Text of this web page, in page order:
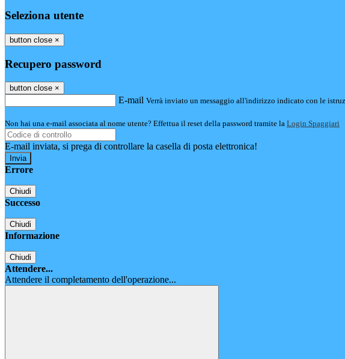
Seleziona utente
button close ×
Recupero password
button close ×
E-mail Verrà inviato un messaggio all'indirizzo indicato con le
Non hai una e-mail associata al nome utente? Effettua il reset della password tramite la Login Spaggiari
E-mail inviata, si prega di controllare la casella di posta elettronica!
Errore
Chiudi
Successo
Chiudi
Informazione
Chiudi
Attendere...
Attendere il completamento dell'operazione...